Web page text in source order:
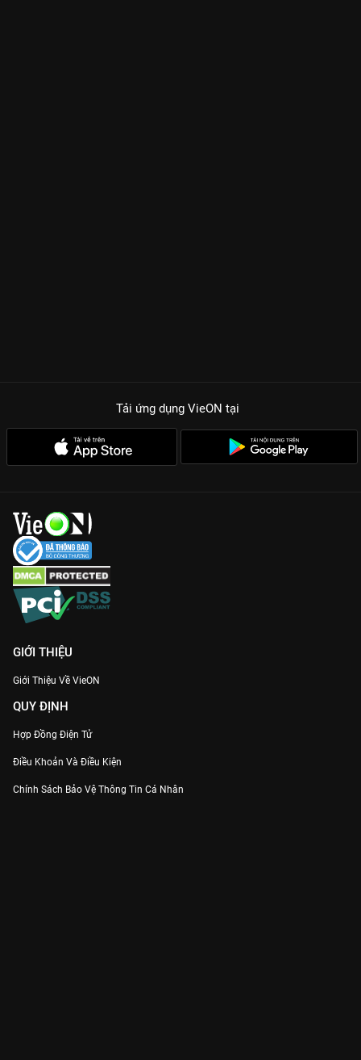
Tải ứng dụng VieON tại
GIỚI THIỆU
Giới Thiệu Về VieON
QUY ĐỊNH
Hợp Đồng Điện Tử
Điều Khoản Và Điều Kiện
Chính Sách Bảo Vệ Thông Tin Cá Nhân